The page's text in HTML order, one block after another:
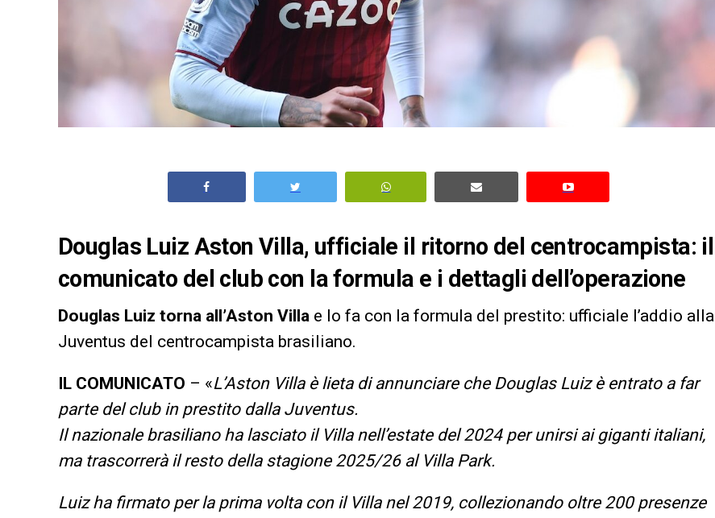
Douglas Luiz Aston Villa, ufficiale il ritorno del centrocampista: il
comunicato del club con la formula e i dettagli dell’operazione
Douglas Luiz torna all’Aston Villa e lo fa con la formula del prestito: ufficiale l’addio alla
Juventus del centrocampista brasiliano.
IL COMUNICATO – «L’Aston Villa è lieta di annunciare che Douglas Luiz è entrato a far
parte del club in prestito dalla Juventus.
Il nazionale brasiliano ha lasciato il Villa nell’estate del 2024 per unirsi ai giganti italiani,
ma trascorrerà il resto della stagione 2025/26 al Villa Park.
Luiz ha firmato per la prima volta con il Villa nel 2019, collezionando oltre 200 presenze